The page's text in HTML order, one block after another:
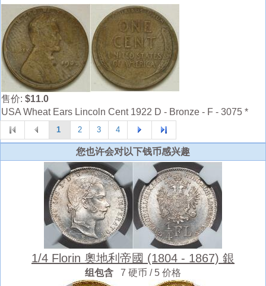
售价: $11.0
USA Wheat Ears Lincoln Cent 1922 D - Bronze - F - 3075 *
1 2 3 4
您也许会对以下钱币感兴趣
1/4 Florin 奧地利帝國 (1804 - 1867) 銀
组包含 7 硬币 / 5 价格